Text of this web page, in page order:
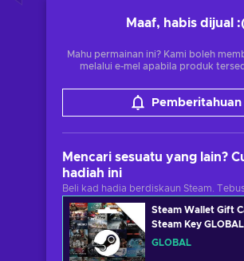
Maaf, habis dijual
Mahu permainan ini? Kami boleh
melalui e-mel apabila produk
Pemberitahuan
Mencari sesuatu yang lain?
hadiah ini
Beli kad hadia berdiskaun Steam.
Steam Wallet Gift
Steam Key GLOBAL
GLOBAL